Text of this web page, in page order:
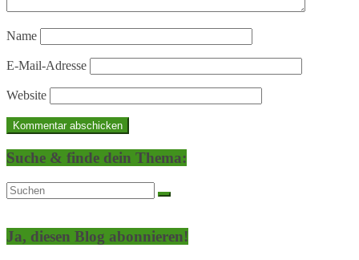
Name
E-Mail-Adresse
Website
Suche & finde dein Thema:
Ja, diesen Blog abonnieren!